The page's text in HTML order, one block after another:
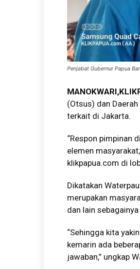
Penjabat Gubernur Papua
(Otsus) dan
terkait di Jakarta.
“Respon pimpinan
elemen
klikpapua.com di
Dikatakan
merupakan
dan lain
“Sehingga kita
kemarin ada
jawaban,” ungkap